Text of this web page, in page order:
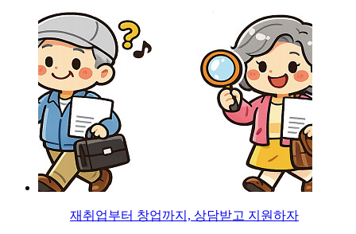
재취업부터 창업까지, 상담받고 지원하자